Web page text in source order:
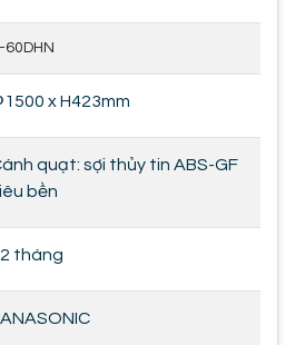
60DHN
x H423mm
quạt: sợi thủy tin ABS-GF
bền
tháng